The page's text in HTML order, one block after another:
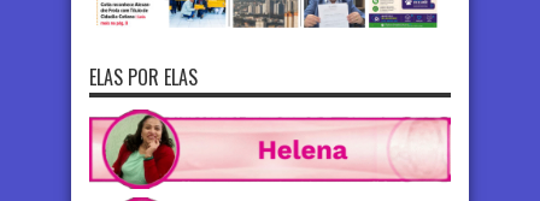
ELAS POR ELAS